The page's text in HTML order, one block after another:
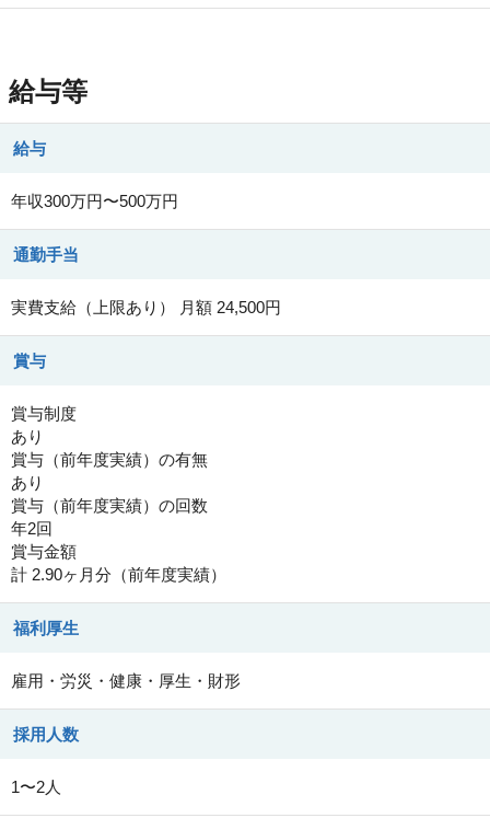
給与等
給与
年収300万円〜500万円
通勤手当
実費支給（上限あり） 月額 24,500円
賞与
賞与制度
あり
賞与（前年度実績）の有無
あり
賞与（前年度実績）の回数
年2回
賞与金額
計 2.90ヶ月分（前年度実績）
福利厚生
雇用・労災・健康・厚生・財形
採用人数
1〜2人